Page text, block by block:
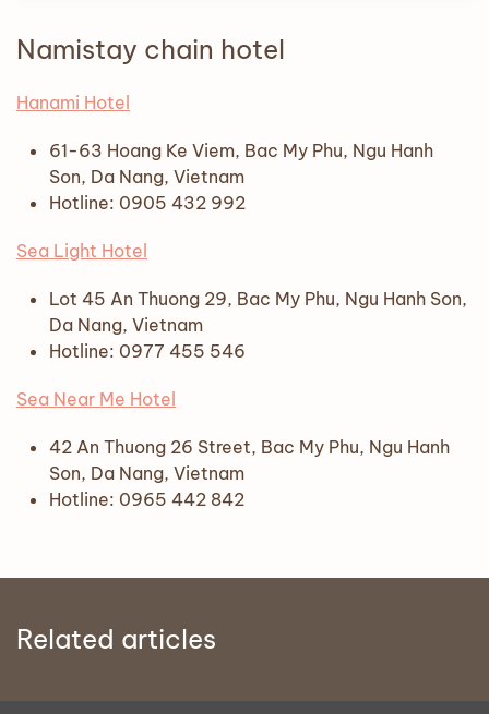
Namistay chain hotel
Hanami Hotel
61-63 Hoang Ke Viem, Bac My Phu, Ngu Hanh
Son, Da Nang, Vietnam
Hotline: 0905 432 992
Sea Light Hotel
Lot 45 An Thuong 29, Bac My Phu, Ngu Hanh Son,
Da Nang, Vietnam
Hotline: 0977 455 546
Sea Near Me Hotel
42 An Thuong 26 Street, Bac My Phu, Ngu Hanh
Son, Da Nang, Vietnam
Hotline: 0965 442 842
Related articles